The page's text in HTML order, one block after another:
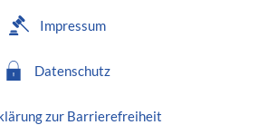
Impressum
Datenschutz
zur Barrierefreiheit